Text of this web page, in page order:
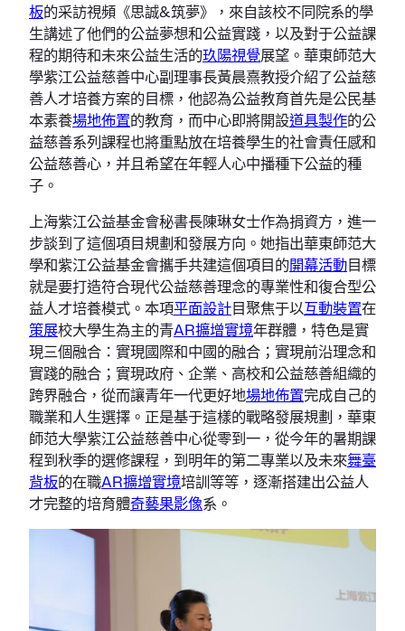
板的采訪視頻《思誠&筑夢》，來自該校不同院系的學
生講述了他們的公益夢想和公益實踐，以及對于公益課
程的期待和未來公益生活的玖陽視覺展望。華東師范大
學紫江公益慈善中心副理事長黃晨熹教授介紹了公益慈
善人才培養方案的目標，他認為公益教育首先是公民基
本素養場地佈置的教育，而中心即將開設道具製作的公
益慈善系列課程也將重點放在培養學生的社會責任感和
公益慈善心，并且希望在年輕人心中播種下公益的種
子。
上海紫江公益基金會秘書長陳琳女士作為捐資方，進一
步談到了這個項目規劃和發展方向。她指出華東師范大
學和紫江公益基金會攜手共建這個項目的開幕活動目標
就是要打造符合現代公益慈善理念的專業性和復合型公
益人才培養模式。本項平面設計目聚焦于以互動裝置在
策展校大學生為主的青AR擴增實境年群體，特色是實
現三個融合：實現國際和中國的融合；實現前沿理念和
實踐的融合；實現政府、企業、高校和公益慈善組織的
跨界融合，從而讓青年一代更好地場地佈置完成自己的
職業和人生選擇。正是基于這樣的戰略發展規劃，華東
師范大學紫江公益慈善中心從零到一，從今年的暑期課
程到秋季的選修課程，到明年的第二專業以及未來舞臺
背板的在職AR擴增實境培訓等等，逐漸搭建出公益人
才完整的培育體奇藝果影像系。